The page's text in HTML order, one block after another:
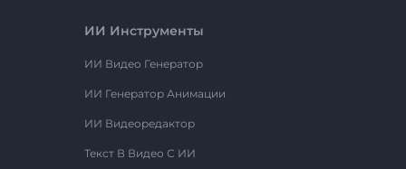
ИИ Инструменты
ИИ Видео Генератор
ИИ Генератор Анимации
ИИ Видеоредактор
Текст В Видео С ИИ